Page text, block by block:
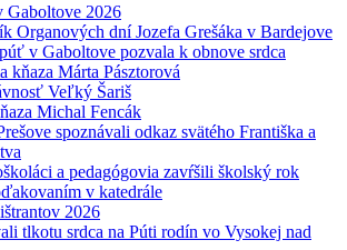
Gaboltove 2026
Organových dní Jozefa Grešáka v Bardejove
v Gaboltove pozvala k obnove srdca
kňaza Márta Pásztorová
Veľký Šariš
Michal Fencák
spoznávali odkaz svätého Františka a
a pedagógovia zavŕšili školský rok
v katedrále
2026
tlkotu srdca na Púti rodín vo Vysokej nad